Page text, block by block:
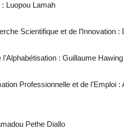
Luopou Lamah
Scientifique et de l’Innovation :
: Guillaume Hawing
Professionnelle et de l’Emploi :
Pethe Diallo